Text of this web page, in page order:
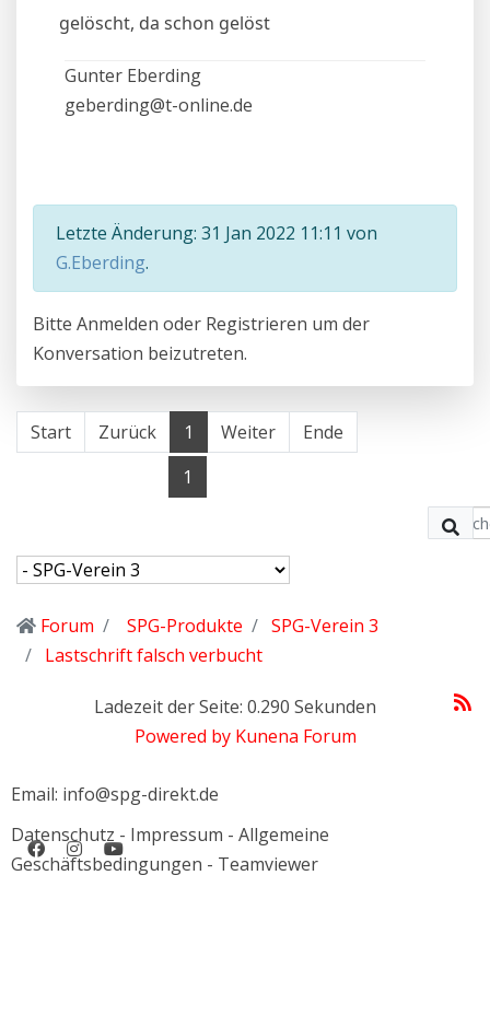
gelöscht, da schon gelöst
Gunter Eberding
geberding@t-online.de
Letzte Änderung: 31 Jan 2022 11:11 von
G.Eberding.
Bitte Anmelden oder Registrieren um der
Konversation beizutreten.
Start Zurück 1 Weiter
Ende
1
Forum SPG-Produkte
SPG-Verein 3
Lastschrift falsch verbucht
Ladezeit der Seite: 0.290 Sekunden
Powered by Kunena Forum
Email: info@spg-direkt.de
Datenschutz - Impressum - Allgemeine
Geschäftsbedingungen - Teamviewer